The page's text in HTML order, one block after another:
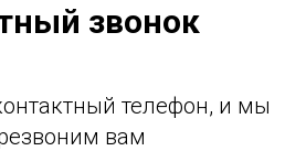
звонок
телефон, и мы
вам